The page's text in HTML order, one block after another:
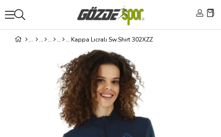
Kappa Lıcralı Sw.Shırt 302XZZ